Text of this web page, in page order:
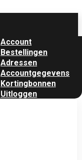
Account
Bestellingen
Adressen
Accountgegevens
Kortingbonnen
Uitloggen